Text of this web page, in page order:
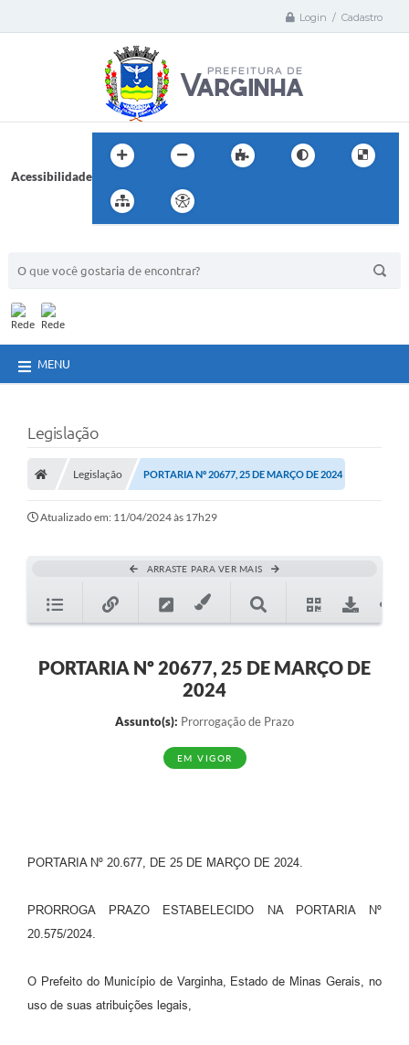
Login / Cadastro
Acessibilidade
MENU
Legislação
Legislação PORTARIA Nº 20677, 25 DE MARÇO DE 2024
Atualizado em: 11/04/2024 às 17h29
ARRASTE PARA VER MAIS
PORTARIA Nº 20677, 25 DE MARÇO DE
2024
Assunto(s): Prorrogação de Prazo
EM VIGOR
PORTARIA Nº 20.677, DE 25 DE MARÇO DE 2024.
PRORROGA PRAZO ESTABELECIDO NA PORTARIA Nº
20.575/2024.
O Prefeito do Município de Varginha, Estado de Minas Gerais, no
uso de suas atribuições legais,